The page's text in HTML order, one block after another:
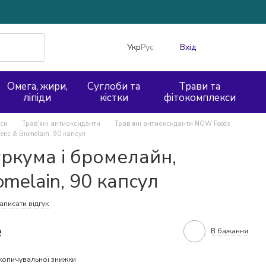
УкрРус Вхід
Омега, жири,
ліпіди
Суглоби та
кістки
Трави та
фітокомплекси
Трав’яні антиоксиданти
Трав’яні антиоксиданти NOW Foods
& Bromelain, 90 капсул
і бромелайн,
90 капсул
відгук
В бажання
знижки